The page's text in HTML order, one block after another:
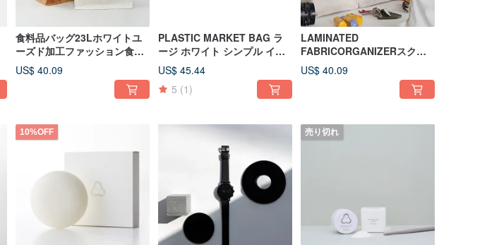
食料品バッグ23Lホワイトユ
ーズド加工ファッション食料
品収納エコバッグ-ホワイト
23L
US$ 40.09
PLASTIC MARKET BAG ラ
ージ ホワイト シンプル イン
ターウーブン ショッピングバ
スケット ラージ / ホワイト
US$ 45.44
5 (1)
LAMINATED
FABRICORGANIZERスクエ
アサンドS多機能スクエア収
納バッグスモール
US$ 40.09
10%OFF 売り切れ